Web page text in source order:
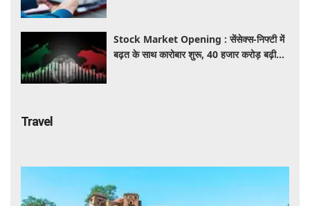
Stock Market Opening : सेंसेक्स-निफ्टी में
बढ़त के साथ कारोबार शुरू, 40 हजार करोड़ बढ़ी
Travel